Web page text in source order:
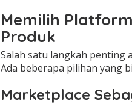
Memilih
Produk
Salah satu langkah penting
Ada beberapa pilihan yang
Marketplace